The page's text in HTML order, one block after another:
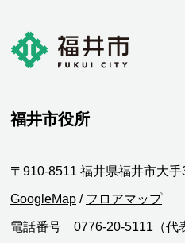
福井市役所
〒910-8511 福井県福井市大
GoogleMap / フロアマップ
電話番号 0776-20-5111（代